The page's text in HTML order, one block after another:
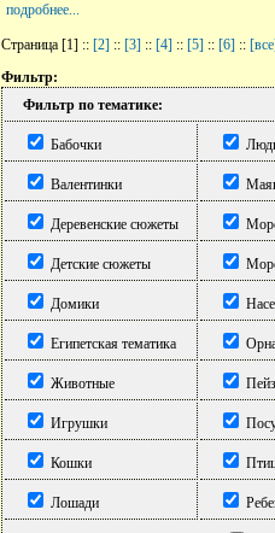
подробнее...
Страница [1] :: [2] :: [3] :: [4] :: [5] :: [6] ::
Фильтр:
Фильтр по тематике:
Бабочки
Валентинки
Деревенские сюжеты
Детские сюжеты
Домики
Египетская тематика
Животные
Игрушки
Кошки
Лошади